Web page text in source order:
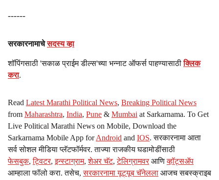
------
सरकारनामाचेसदस्य व्हा
शॉपिंगसाठी 'सकाळ प्राईम डील्स'च्या भन्नाट ऑफर्स पाहण्यासाठीक्लिक
करा.
Read Latest Marathi Political News, Breaking Political News
from Maharashtra, India, Pune & Mumbai at Sarkarnama. To Get
Live Political Marathi News on Mobile, Download the
Sarkarnama Mobile App forAndroid and IOS. सरकारनामा आता
सर्व सोशल मीडिया प्लॅटफॉर्मवर. ताज्या राजकीय घडामोडींसाठी
फेसबुक,ट्विटर,इन्स्टाग्राम,शेअर चॅट,टेलिग्रामवर आणिव्हॉट्सॲप
आम्हाला फॉलो करा. तसेच,सरकारनामा यूट्यूब चॅनेलला आजच सबस्क्राइब